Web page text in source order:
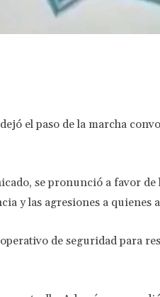
el paso de la marcha
se pronunció a favor
y las agresiones a quienes
de seguridad para